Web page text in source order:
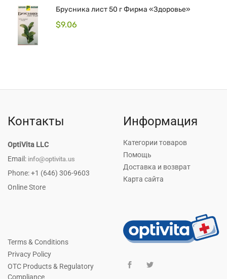
Брусника лист 50 г Фирма «Здоровье»
$9.06
Контакты
OptiVita LLC
Email: info@optivita.us
Phone: +1 (646) 306-9603
Online Store
Информация
Категории товаров
Помощь
Доставка и возврат
Карта сайта
Terms & Conditions
Privacy Policy
OTC Products & Regulatory
Compliance